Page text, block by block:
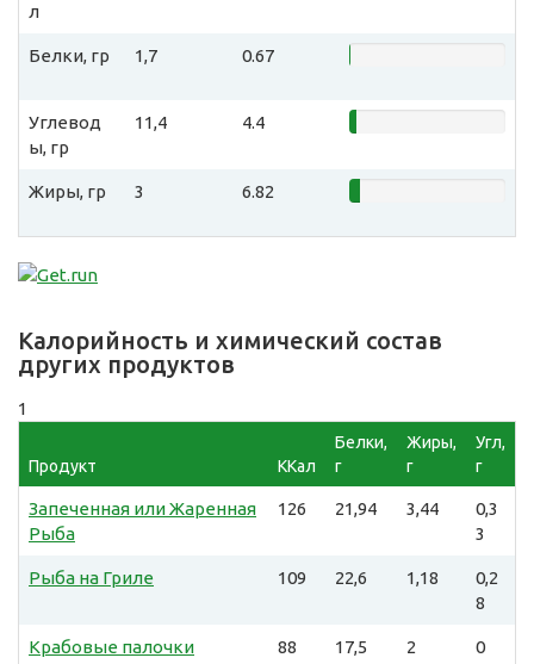
л
Белки, гр 1,7 0.67
Углевод
ы, гр
11,4 4.4
Жиры, гр 3 6.82
Калорийность и химический состав
других продуктов
1
Продукт ККал
Белки,
г
Жиры,
г
Угл,
г
Запеченная или Жаренная
Рыба
126 21,94 3,44
0,3
3
Рыба на Гриле 109 22,6 1,18
0,2
8
Крабовые палочки 88 17,5 2 0